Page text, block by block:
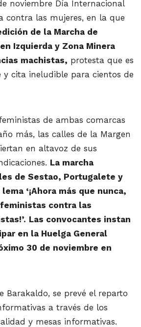
noviembre Día Internacional
contra las mujeres, en la que
de la Marcha de
Izquierda y Zona Minera
machistas, protesta que es
cita ineludible para cientos de
de ambas comarcas
más, las calles de la Margen
en altavoz de sus
La marcha
de Sestao, Portugalete y
‘¡Ahora más que nunca,
contra las
Las convocantes instan
en la Huelga General
30 de noviembre en
Barakaldo, se prevé el reparto
a través de los
y mesas informativas.